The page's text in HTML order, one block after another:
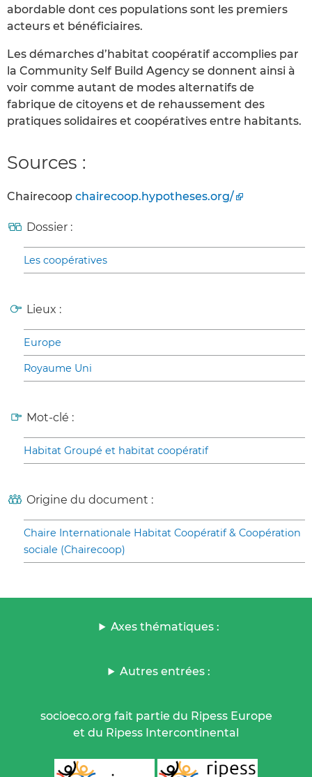
abordable dont ces populations sont les premiers
acteurs et bénéficiaires.
Les démarches d’habitat coopératif accomplies par
la Community Self Build Agency se donnent ainsi à
voir comme autant de modes alternatifs de
fabrique de citoyens et de rehaussement des
pratiques solidaires et coopératives entre habitants.
Sources :
Chairecoop chairecoop.hypotheses.org/
Dossier :
Les coopératives
Lieux :
Europe
Royaume Uni
Mot-clé :
Habitat Groupé et habitat coopératif
Origine du document :
Chaire Internationale Habitat Coopératif & Coopération
sociale (Chairecoop)
Axes thématiques :
Autres entrées :
socioeco.org fait partie du Ripess Europe
et du Ripess Intercontinental